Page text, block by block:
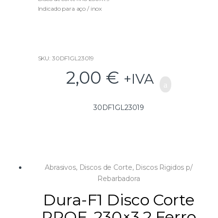
o
Indicado para aço / inox
SKU: 30DF1GL23019
2,00 € +IVA
30DF1GL23019
Abrasivos, Discos de Corte, Discos Rigidos p/
Rebarbadora
Dura-F1 Disco Corte